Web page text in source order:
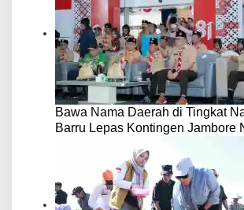
Bawa Nama Daerah di Tingkat
Barru Lepas Kontingen Jambore